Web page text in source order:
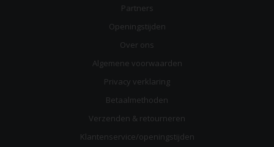
Partners
Openingstijden
Over ons
Algemene voorwaarden
Privacy verklaring
Betaalmethoden
Verzenden & retourneren
Klantenservice/openingstijden